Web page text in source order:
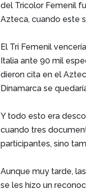
del Tricolor Femenil
Azteca, cuando este
El Tri Femenil
Italia ante 90 mil
dieron cita en el
Dinamarca se
Y todo esto era
cuando tres
participantes, sino
Aunque muy tarde,
se les hizo un